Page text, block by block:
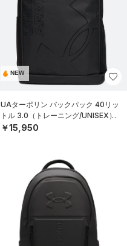
NEW
UAターポリン バックパック 40リッ
トル 3.0（トレーニング/UNISEX）
￥15,950